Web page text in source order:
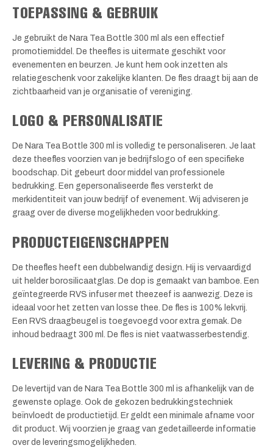
TOEPASSING & GEBRUIK
Je gebruikt de Nara Tea Bottle 300 ml als een effectief
promotiemiddel. De theefles is uitermate geschikt voor
evenementen en beurzen. Je kunt hem ook inzetten als
relatiegeschenk voor zakelijke klanten. De fles draagt bij aan de
zichtbaarheid van je organisatie of vereniging.
LOGO & PERSONALISATIE
De Nara Tea Bottle 300 ml is volledig te personaliseren. Je laat
deze theefles voorzien van je bedrijfslogo of een specifieke
boodschap. Dit gebeurt door middel van professionele
bedrukking. Een gepersonaliseerde fles versterkt de
merkidentiteit van jouw bedrijf of evenement. Wij adviseren je
graag over de diverse mogelijkheden voor bedrukking.
PRODUCTEIGENSCHAPPEN
De theefles heeft een dubbelwandig design. Hij is vervaardigd
uit helder borosilicaatglas. De dop is gemaakt van bamboe. Een
geïntegreerde RVS infuser met theezeef is aanwezig. Deze is
ideaal voor het zetten van losse thee. De fles is 100% lekvrij.
Een RVS draagbeugel is toegevoegd voor extra gemak. De
inhoud bedraagt 300 ml. De fles is niet vaatwasserbestendig.
LEVERING & PRODUCTIE
De levertijd van de Nara Tea Bottle 300 ml is afhankelijk van de
gewenste oplage. Ook de gekozen bedrukkingstechniek
beïnvloedt de productietijd. Er geldt een minimale afname voor
dit product. Wij voorzien je graag van gedetailleerde informatie
over de leveringsmogelijkheden.